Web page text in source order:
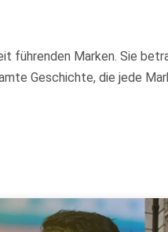
führenden Marken. Sie
Geschichte, die jede